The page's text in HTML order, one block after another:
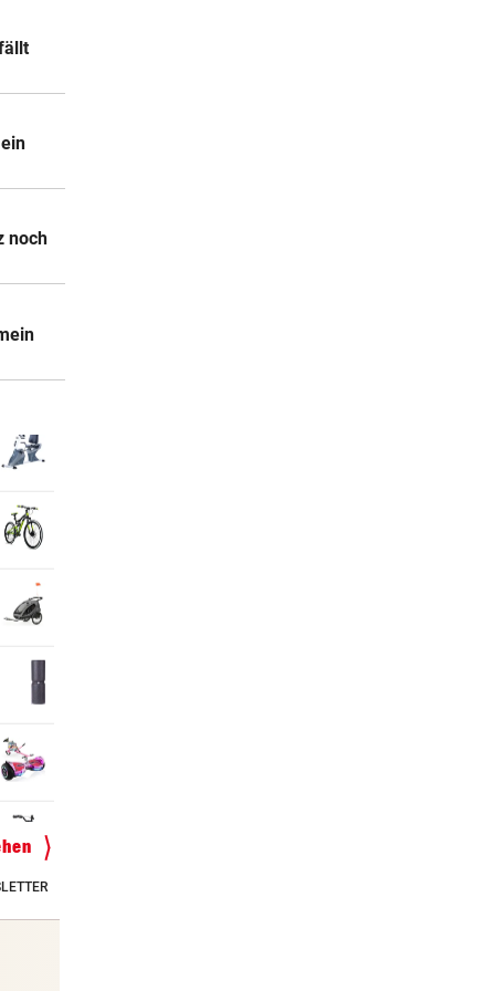
noch